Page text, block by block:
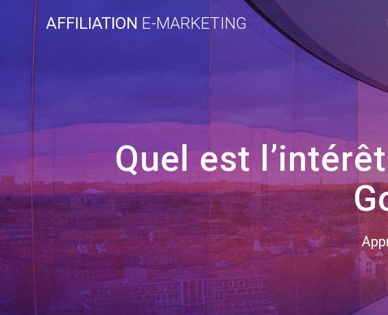
content
AFFILIATION E-MARKETING
Quel est